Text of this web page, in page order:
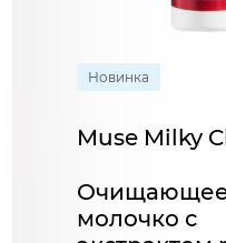
Новинка
Muse Milky
молочко с